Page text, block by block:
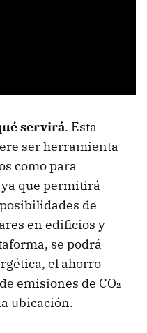
servirá. Esta
ser herramienta
como para
que permitirá
de
en edificios y
se podrá
el ahorro
emisiones de CO₂
ubicación.